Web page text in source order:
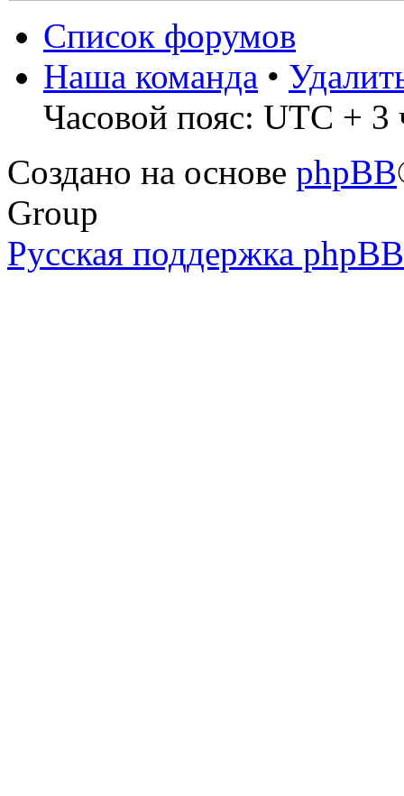
Список форумов
Наша команда •
Часовой пояс: UTC + 3
Создано на основе phpBB
Group
Русская поддержка phpBB